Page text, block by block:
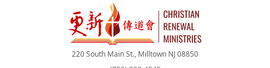
220 South Main St., Milltown NJ 08850